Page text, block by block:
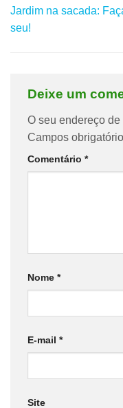
Jardim na sacada:
seu!
Deixe um
O seu endereço
Campos
Comentário *
Nome *
E-mail *
Site